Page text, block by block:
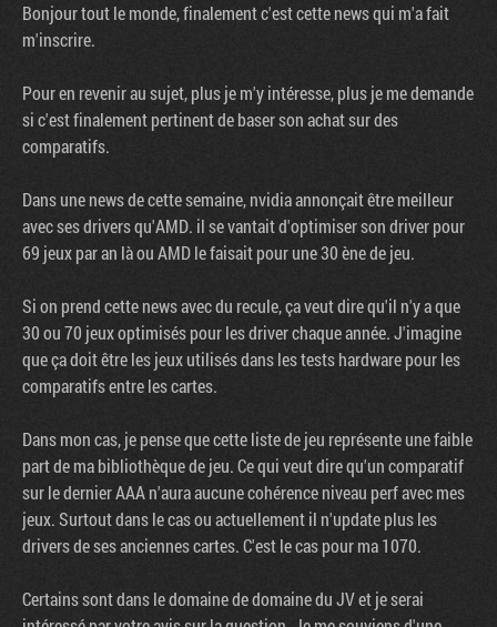
Bonjour tout le monde, finalement c'est cette news qui m'a fait
m'inscrire.
Pour en revenir au sujet, plus je m'y intéresse, plus je me demande
si c'est finalement pertinent de baser son achat sur des
comparatifs.
Dans une news de cette semaine, nvidia annonçait être meilleur
avec ses drivers qu'AMD. il se vantait d'optimiser son driver pour
69 jeux par an là ou AMD le faisait pour une 30 ène de jeu.
Si on prend cette news avec du recule, ça veut dire qu'il n'y a que
30 ou 70 jeux optimisés pour les driver chaque année. J'imagine
que ça doit être les jeux utilisés dans les tests hardware pour les
comparatifs entre les cartes.
Dans mon cas, je pense que cette liste de jeu représente une faible
part de ma bibliothèque de jeu. Ce qui veut dire qu'un comparatif
sur le dernier AAA n'aura aucune cohérence niveau perf avec mes
jeux. Surtout dans le cas ou actuellement il n'update plus les
drivers de ses anciennes cartes. C'est le cas pour ma 1070.
Certains sont dans le domaine de domaine du JV et je serai